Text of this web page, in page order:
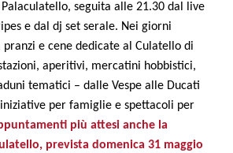
seguita alle 21.30 dal live
e dal dj set serale. Nei giorni
pranzi e cene dedicate al Culatello di
aperitivi, mercatini hobbistici,
tematici – dalle Vespe alle Ducati
per famiglie e spettacoli per
più attesi anche la
prevista domenica 31 maggio